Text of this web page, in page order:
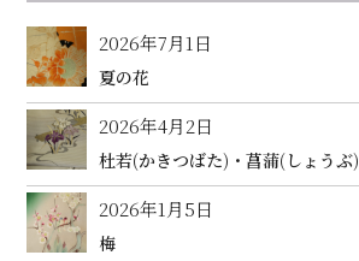
2026年7月1日
夏の花
2026年4月2日
杜若(かきつばた)・菖蒲(しょうぶ)
2026年1月5日
梅